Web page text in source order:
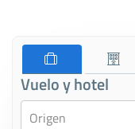
Vuelo y hotel